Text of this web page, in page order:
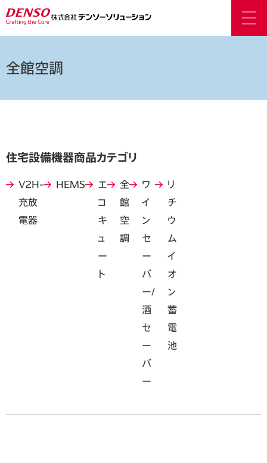
全館空調
住宅設備機器商品カテゴリ
V2H-
充放
電器
HEMS
エ
コ
キ
ュ
ー
ト
全
館
空
調
ワ
イ
ン
セ
ー
バ
ー/
酒
セ
ー
バ
ー
リ
チ
ウ
ム
イ
オ
ン
蓄
電
池